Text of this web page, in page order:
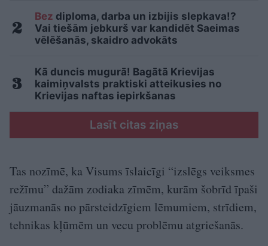
Bez diploma, darba un izbijis slepkava!?
Vai tiešām jebkurš var kandidēt Saeimas
vēlēšanās, skaidro advokāts
Kā duncis mugurā! Bagātā Krievijas
kaimiņvalsts praktiski atteikusies no
Krievijas naftas iepirkšanas
Lasīt citas ziņas
Tas nozīmē, ka Visums īslaicīgi “izslēgs veiksmes
režīmu” dažām zodiaka zīmēm, kurām šobrīd īpaši
jāuzmanās no pārsteidzīgiem lēmumiem, strīdiem,
tehnikas kļūmēm un vecu problēmu atgriešanās.